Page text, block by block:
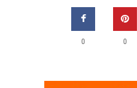
0 0